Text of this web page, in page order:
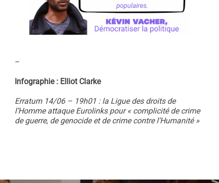
–
Infographie : Elliot Clarke
Erratum 14/06 – 19h01 : la Ligue des droits de
l’Homme attaque Eurolinks pour « complicité de crime
de guerre, de genocide et de crime contre l’Humanité »